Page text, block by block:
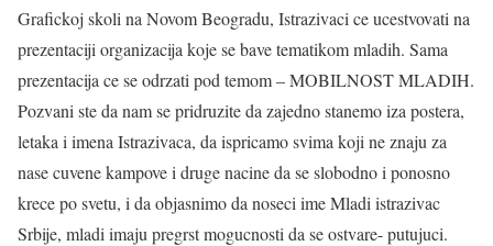
Grafickoj skoli na Novom Beogradu, Istrazivaci ce ucestvovati na
prezentaciji organizacija koje se bave tematikom mladih. Sama
prezentacija ce se odrzati pod temom – MOBILNOST MLADIH.
Pozvani ste da nam se pridruzite da zajedno stanemo iza postera,
letaka i imena Istrazivaca, da ispricamo svima koji ne znaju za
nase cuvene kampove i druge nacine da se slobodno i ponosno
krece po svetu, i da objasnimo da noseci ime Mladi istrazivac
Srbije, mladi imaju pregrst mogucnosti da se ostvare- putujuci.